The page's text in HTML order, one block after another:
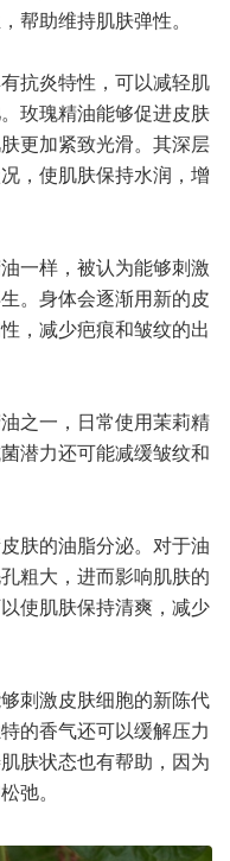
帮助维持肌肤弹性。
抗炎特性，可以减轻肌
玫瑰精油能够促进皮肤
更加紧致光滑。其深层
，使肌肤保持水润，增
一样，被认为能够刺激
。身体会逐渐用新的皮
，减少疤痕和皱纹的出
之一，日常使用茉莉精
潜力还可能减缓皱纹和
肤的油脂分泌。对于油
粗大，进而影响肌肤的
使肌肤保持清爽，减少
刺激皮肤细胞的新陈代
的香气还可以缓解压力
肤状态也有帮助，因为
弛。